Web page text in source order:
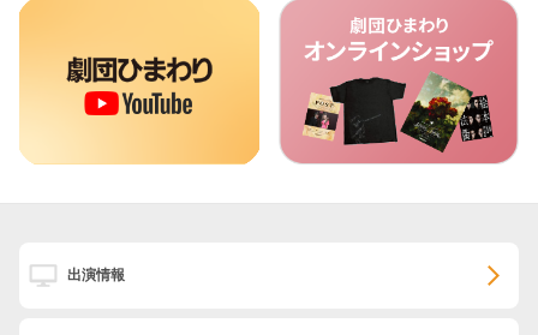
出演情報